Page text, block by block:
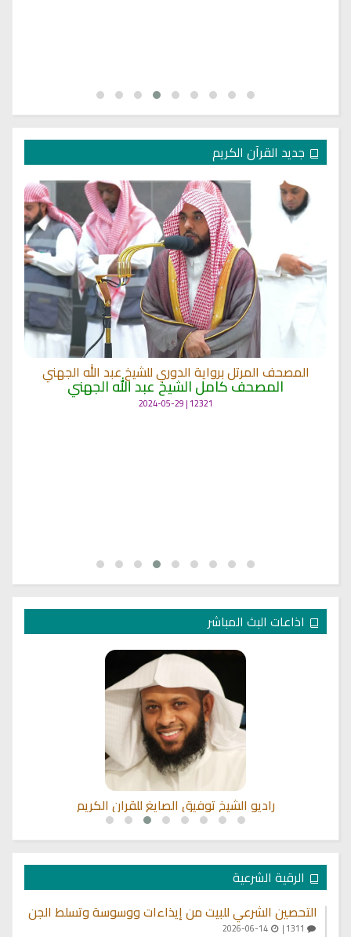
جديد القرآن الكريم
المصحف المرتل برواية الدوري للشيخ عبد الله الجهني
المصحف كامل الشيخ عبد الله الجهني
12321 | 2024-05-29
اذاعات البث المباشر
راديو الشيخ توفيق الصايغ للقران الكريم
الرقية الشرعية
التحصين الشرعي للبيت من إيذاءات ووسوسة وتسلط الجن
2026-06-14